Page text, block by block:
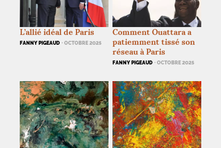
L’allié idéal de Paris
FANNY PIGEAUD · OCTOBRE 2025
Comment Ouattara a
patiemment tissé son
réseau à Paris
FANNY PIGEAUD · OCTOBRE 2025